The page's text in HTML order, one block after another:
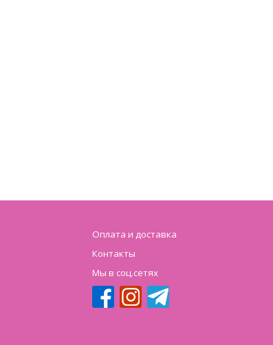
Оплата и доставка
Контакты
Мы в соц.сетях